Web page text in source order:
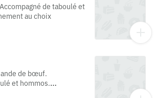
de taboulé et
au choix
de bœuf.
et hommos.